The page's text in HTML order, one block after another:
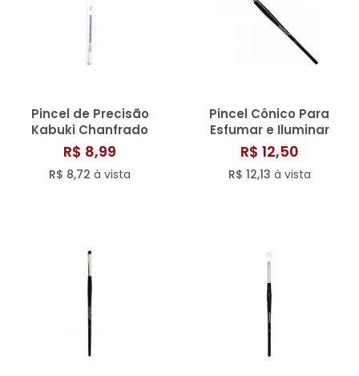
Pincel de Precisão
Kabuki Chanfrado
Macrilan W - 123
R$ 8,99
R$ 8,72 à vista
Pincel Cônico Para
Esfumar e Iluminar
Macrilan - A28
R$ 12,50
R$ 12,13 à vista